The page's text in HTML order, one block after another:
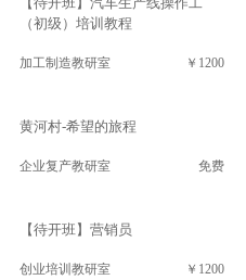
（初级）培训教程
加工制造教研室 ￥1200
黄河村-希望的旅程
企业复产教研室 免费
【待开班】营销员
创业培训教研室 ￥1200